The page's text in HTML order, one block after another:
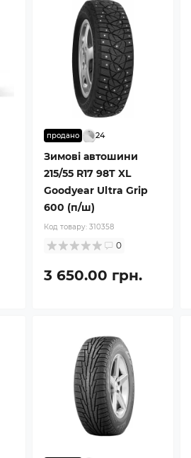
продано 24
Зимові автошини
215/55 R17 98T XL
Goodyear Ultra Grip
600 (п/ш)
Код товару: 310358
0
3 650.00 грн.